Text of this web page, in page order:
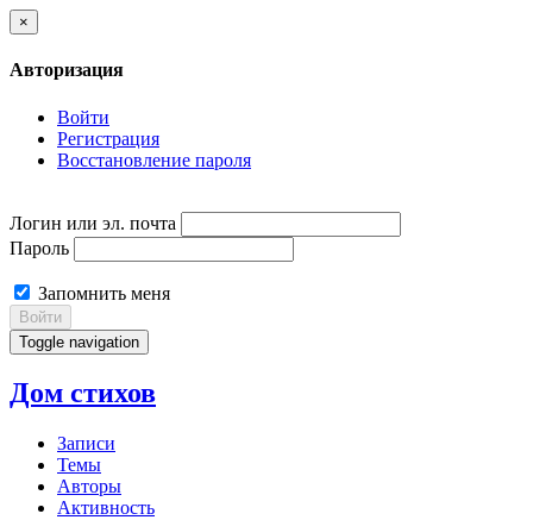
×
Авторизация
Войти
Регистрация
Восстановление пароля
Логин или эл. почта
Пароль
Запомнить меня
Войти
Toggle navigation
Дом стихов
Записи
Темы
Авторы
Активность